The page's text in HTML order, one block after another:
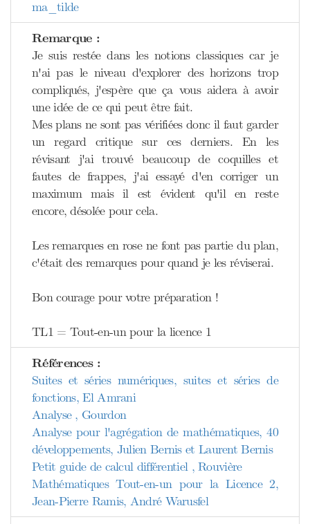
ma_tilde
Remarque :
Je suis restée dans les notions classiques car je
n'ai pas le niveau d'explorer des horizons trop
compliqués, j'espère que ça vous aidera à avoir
une idée de ce qui peut être fait.
Mes plans ne sont pas vérifiées donc il faut garder
un regard critique sur ces derniers. En les
révisant j'ai trouvé beaucoup de coquilles et
fautes de frappes, j'ai essayé d'en corriger un
maximum mais il est évident qu'il en reste
encore, désolée pour cela.
Les remarques en rose ne font pas partie du plan,
c'était des remarques pour quand je les réviserai.
Bon courage pour votre préparation !
TL1 = Tout-en-un pour la licence 1
Références :
Suites et séries numériques, suites et séries de
fonctions, El Amrani
Analyse , Gourdon
Analyse pour l'agrégation de mathématiques, 40
développements, Julien Bernis et Laurent Bernis
Petit guide de calcul différentiel , Rouvière
Mathématiques Tout-en-un pour la Licence 2,
Jean-Pierre Ramis, André Warusfel